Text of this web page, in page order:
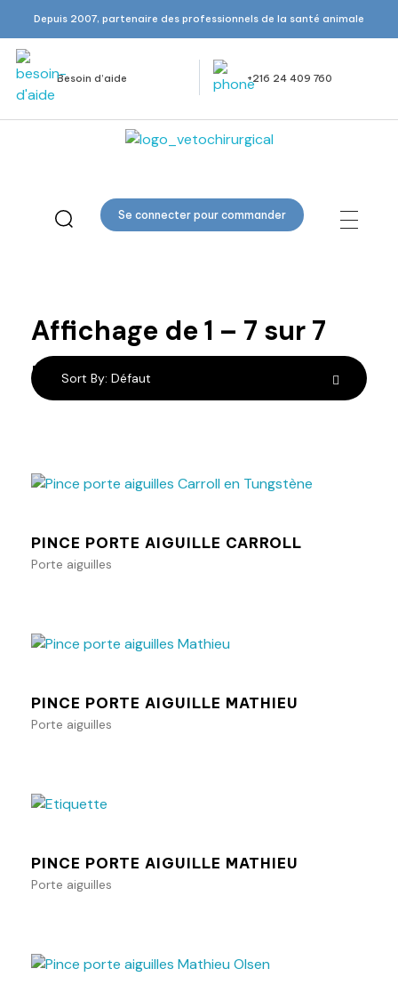
Depuis 2007, partenaire des professionnels de la santé animale
Besoin d’aide +216 24 409 760
Veto Chirurgical
Se connecter pour commander
Affichage de 1 – 7 sur 7
résultats
Sort By: Défaut
PINCE PORTE AIGUILLE CARROLL
Porte aiguilles
PINCE PORTE AIGUILLE MATHIEU
Porte aiguilles
PINCE PORTE AIGUILLE MATHIEU
Porte aiguilles